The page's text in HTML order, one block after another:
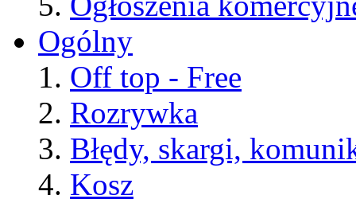
Ogólny
Off top - Free
Rozrywka
Błędy, skargi,
Kosz